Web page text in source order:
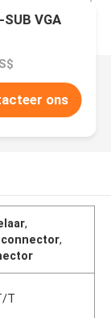
VGA
ons
,
connector,
T